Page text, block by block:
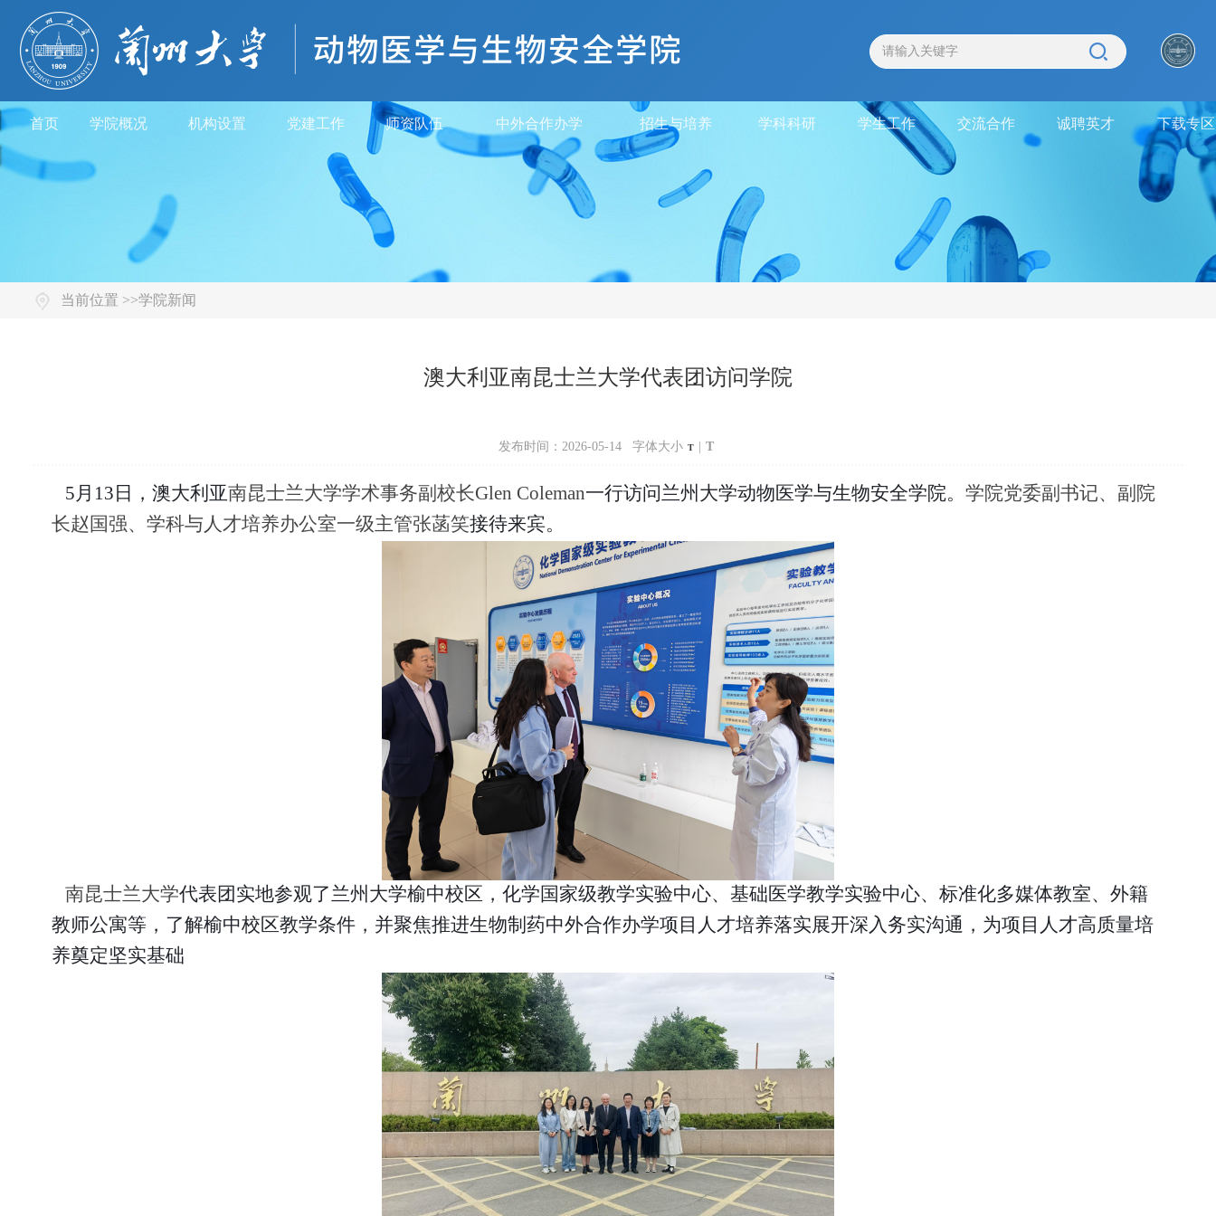
首页 学院概况 机构设置 党建工作 师资队伍 中外合作办学 招生与培养 学科科研 学生工作 交流合作 诚聘英才 下载专区
当前位置 >>学院新闻
澳大利亚南昆士兰大学代表团访问学院
发布时间：2026-05-14 字体大小 T T
5月13日，澳大利亚南昆士兰大学学术事务副校长Glen Coleman一行访问兰州大学动物医学与生物安全学院。 学院党委副书记、副院
长赵国强、学科与人才培养办公室一级主管张菡笑接待来宾。
南昆士兰大学代表团实地参观了兰州大学榆中校区，化学国家级教学实验中心、基础医学教学实验中心、标准化多媒体教室、外籍
教师公寓等，了解榆中校区教学条件，并聚焦推进生物制药中外合作办学项目人才培养落实展开深入务实沟通，为项目人才高质量培
养奠定坚实基础